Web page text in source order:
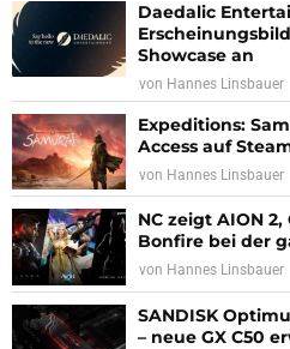
Daedalic
Showcase an
von Hannes Linsbauer
Expeditions:
Access auf
von Hannes Linsbauer
NC zeigt AION 2,
Bonfire bei der
von Hannes Linsbauer
SANDISK
– neue GX C50